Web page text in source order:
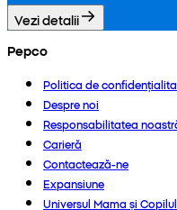
Vezi detalii
Pepco
Politica de
Despre noi
Responsabilitatea
Carieră
Contactează-ne
Expansiune
Universul Mama și Copilul